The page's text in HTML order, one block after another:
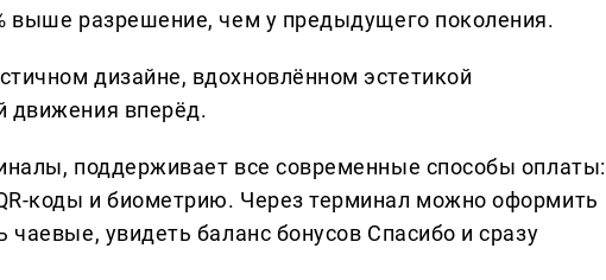
выше разрешение, чем у предыдущего поколения.
дизайне, вдохновлённом эстетикой
движения вперёд.
поддерживает все современные способы оплаты:
коды и биометрию. Через терминал можно оформить
чаевые, увидеть баланс бонусов Спасибо и сразу